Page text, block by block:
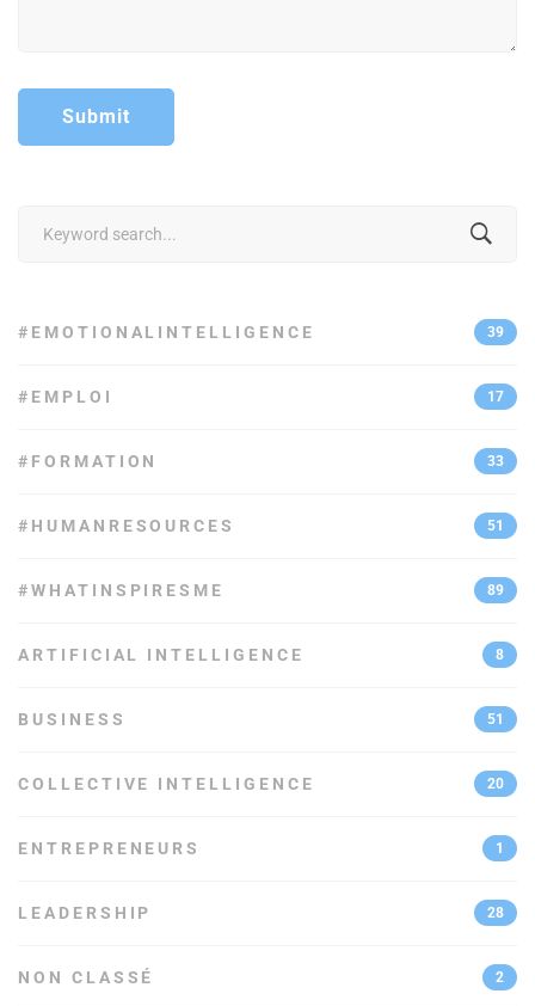
#EMOTIONALINTELLIGENCE 39
#EMPLOI 17
#FORMATION 33
#HUMANRESOURCES 51
#WHATINSPIRESME 89
ARTIFICIAL INTELLIGENCE 8
BUSINESS 51
COLLECTIVE INTELLIGENCE 20
ENTREPRENEURS 1
LEADERSHIP 28
NON CLASSÉ 2